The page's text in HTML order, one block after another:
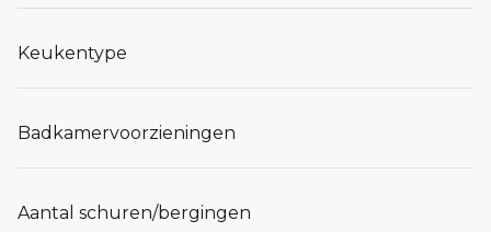
Keukentype
Badkamervoorzieningen
Aantal schuren/bergingen